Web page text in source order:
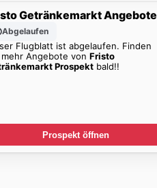
Getränkemarkt Angebote
Abgelaufen
Flugblatt ist abgelaufen. Finden
mehr Angebote vonFristo
Prospekt bald!!
Prospekt öffnen